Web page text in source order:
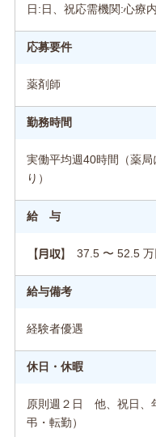
日:日、祝応需機関:心療
応募要件
薬剤師
勤務時間
実働平均週40時間（薬
り）
給 与
【月収】 37.5 〜 52.5 万
給与備考
経験者優遇
休日・休暇
原則週２日 他、祝日、
弔・転勤）